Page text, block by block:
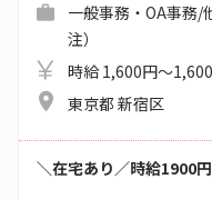
一般事務・OA事務/
注）
時給 1,600円～
東京都 新宿区
＼在宅あり／時給1900